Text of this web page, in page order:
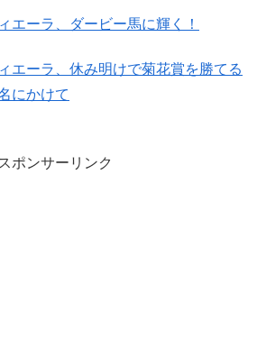
エーラ、ダービー馬に輝く！
エーラ、休み明けで菊花賞を勝てる
にかけて
スポンサーリンク